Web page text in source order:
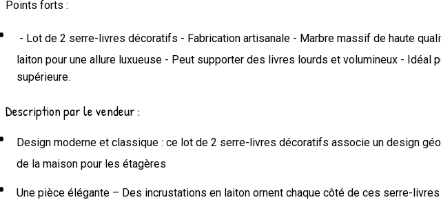
Points forts :
- Lot de 2 serre-livres décoratifs - Fabrication artisanale - Marbre massif de haute
laiton pour une allure luxueuse - Peut supporter des livres lourds et volumineux -
supérieure.
Description par le vendeur :
Design moderne et classique : ce lot de 2 serre-livres décoratifs associe un design
de la maison pour les étagères
Une pièce élégante – Des incrustations en laiton ornent chaque côté de ces serre-